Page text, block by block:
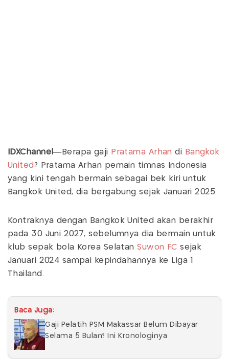
IDXChannel—Berapa gaji Pratama Arhan di Bangkok
United ? Pratama Arhan pemain timnas Indonesia
yang kini tengah bermain sebagai bek kiri untuk
Bangkok United, dia bergabung sejak Januari 2025.
Kontraknya dengan Bangkok United akan berakhir
pada 30 Juni 2027, sebelumnya dia bermain untuk
klub sepak bola Korea Selatan Suwon FC sejak
Januari 2024 sampai kepindahannya ke Liga 1
Thailand.
Baca Juga:
Gaji Pelatih PSM Makassar Belum Dibayar
Selama 5 Bulan? Ini Kronologinya